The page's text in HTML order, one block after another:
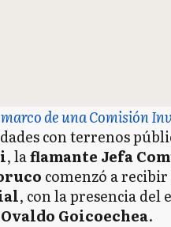
de una Comisión
con terrenos
, laflamante Jefa
comenzó a recibir
, con la presencia del
Ovaldo Goicoechea.